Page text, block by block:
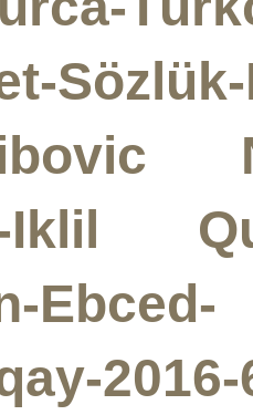
Iklil
Ebced-
2016-